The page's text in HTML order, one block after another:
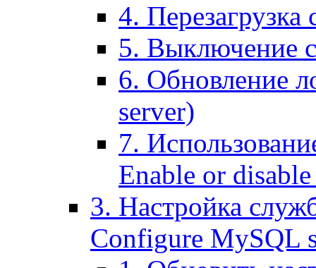
4. Перезагрузка
5. Выключение
6. Обновление
server)
7.
Enable or
3. Настройка
Configure MySQL